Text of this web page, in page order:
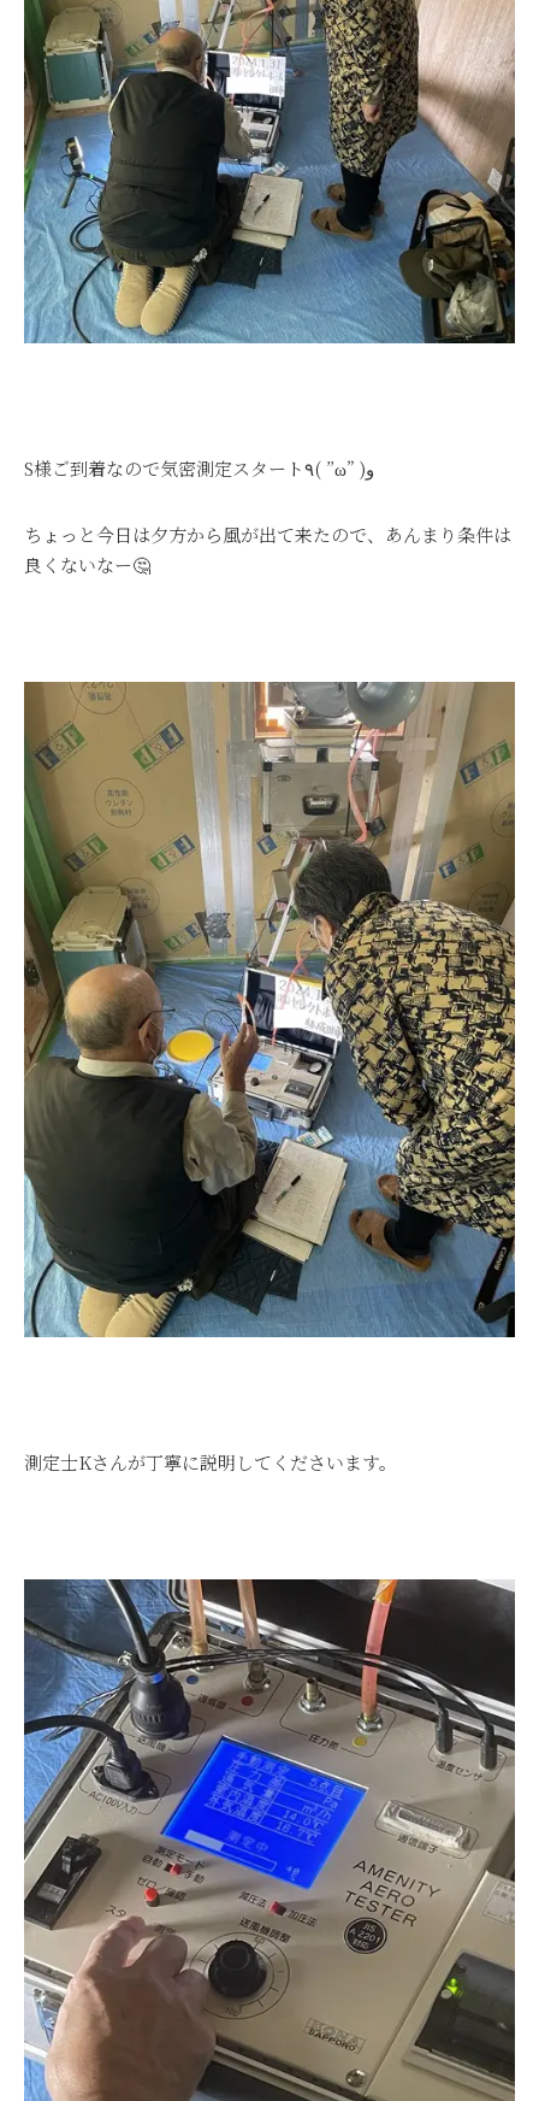
S様ご到着なので気密測定スタート٩( ”ω” )و
ちょっと今日は夕方から風が出て来たので、あんまり条件は
良くないなー🤔
測定士Kさんが丁寧に説明してくださいます。